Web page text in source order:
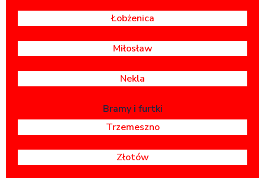
Łobżenica
Miłosław
Nekla
Bramy i furtki
Trzemeszno
Złotów